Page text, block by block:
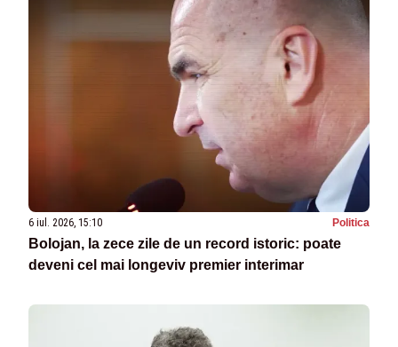
6 iul. 2026, 15:10 Politica
Bolojan, la zece zile de un record istoric: poate
deveni cel mai longeviv premier interimar